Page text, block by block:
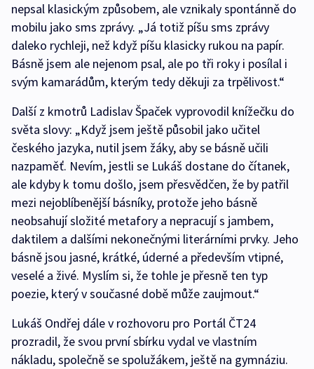
nepsal klasickým způsobem, ale vznikaly spontánně do
mobilu jako sms zprávy. „Já totiž píšu sms zprávy
daleko rychleji, než když píšu klasicky rukou na papír.
Básně jsem ale nejenom psal, ale po tři roky i posílal i
svým kamarádům, kterým tedy děkuji za trpělivost.“
Další z kmotrů Ladislav Špaček vyprovodil knížečku do
světa slovy: „Když jsem ještě působil jako učitel
českého jazyka, nutil jsem žáky, aby se básně učili
nazpaměť. Nevím, jestli se Lukáš dostane do čítanek,
ale kdyby k tomu došlo, jsem přesvědčen, že by patřil
mezi nejoblíbenější básníky, protože jeho básně
neobsahují složité metafory a nepracují s jambem,
daktilem a dalšími nekonečnými literárními prvky. Jeho
básně jsou jasné, krátké, úderné a především vtipné,
veselé a živé. Myslím si, že tohle je přesně ten typ
poezie, který v současné době může zaujmout.“
Lukáš Ondřej dále v rozhovoru pro Portál ČT24
prozradil, že svou první sbírku vydal ve vlastním
nákladu, společně se spolužákem, ještě na gymnáziu.